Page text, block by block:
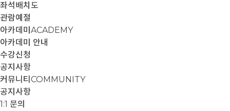
좌석배치도
관람예절
아카데미 ACADEMY
아카데미 안내
수강신청
공지사항
커뮤니티 COMMUNITY
공지사항
1:1 문의